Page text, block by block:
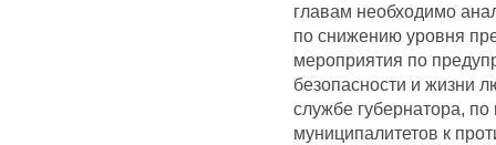
главам необходимо
по снижению уровня
мероприятия по
безопасности и жизни
службе губернатора,
муниципалитетов к